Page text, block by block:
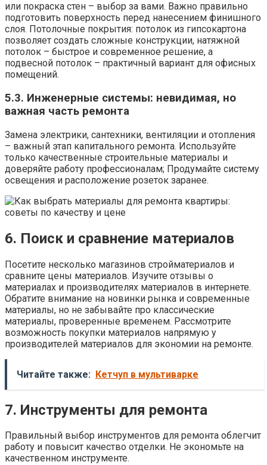
или покраска стен – выбор за вами. Важно правильно
подготовить поверхность перед нанесением финишного
слоя. Потолочные покрытия: потолок из гипсокартона
позволяет создать сложные конструкции, натяжной
потолок – быстрое и современное решение, а
подвесной потолок – практичный вариант для офисных
помещений.
5.3. Инженерные системы: невидимая, но
важная часть ремонта
Замена электрики, сантехники, вентиляции и отопления
– важный этап капитального ремонта. Используйте
только качественные строительные материалы и
доверяйте работу профессионалам; Продумайте систему
освещения и расположение розеток заранее.
6. Поиск и сравнение материалов
Посетите несколько магазинов стройматериалов и
сравните цены материалов. Изучите отзывы о
материалах и производителях материалов в интернете.
Обратите внимание на новинки рынка и современные
материалы, но не забывайте про классические
материалы, проверенные временем. Рассмотрите
возможность покупки материалов напрямую у
производителей материалов для экономии на ремонте.
Читайте также: Кетчуп в мультиварке
7. Инструменты для ремонта
Правильный выбор инструментов для ремонта облегчит
работу и повысит качество отделки. Не экономьте на
качественном инструменте.